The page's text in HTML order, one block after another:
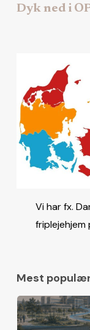
Dyk ned i
Vi har fx.
friplejehjem
Mest